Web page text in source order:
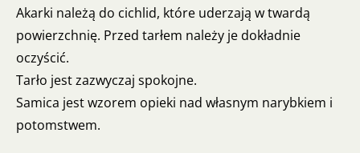
Akarki należą do cichlid, które uderzają w twardą
powierzchnię. Przed tarłem należy je dokładnie
oczyścić.
Tarło jest zazwyczaj spokojne.
Samica jest wzorem opieki nad własnym narybkiem i
potomstwem.